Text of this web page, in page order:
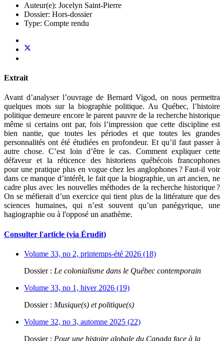
Auteur(e): Jocelyn Saint-Pierre
Dossier: Hors-dossier
Type: Compte rendu
Extrait
Avant d’analyser l’ouvrage de Bernard Vigod, on nous permettra
quelques mots sur la biographie politique. Au Québec, l’histoire
politique demeure encore le parent pauvre de la recherche historique
même si certains ont par, fois l’impression que cette discipline est
bien nantie, que toutes les périodes et que toutes les grandes
personnalités ont été étudiées en profondeur. Et qu’il faut passer à
autre chose. C’est loin d’être le cas. Comment expliquer cette
défaveur et la réticence des historiens québécois francophones
pour une pratique plus en vogue chez les anglophones ? Faut-il voir
dans ce manque d’intérêt, le fait que la biographie, un art ancien, ne
cadre plus avec les nouvelles méthodes de la recherche historique ?
On se méfierait d’un exercice qui tient plus de la littérature que des
sciences humaines, qui n’est souvent qu’un panégyrique, une
hagiographie ou à l'opposé un anathème.
Consulter l'article (via Érudit)
Volume 33, no 2, printemps-été 2026 (18)
Dossier : Le colonialisme dans le Québec contemporain
Volume 33, no 1, hiver 2026 (19)
Dossier : Musique(s) et politique(s)
Volume 32, no 3, automne 2025 (22)
Dossier : Pour une histoire globale du Canada face à la